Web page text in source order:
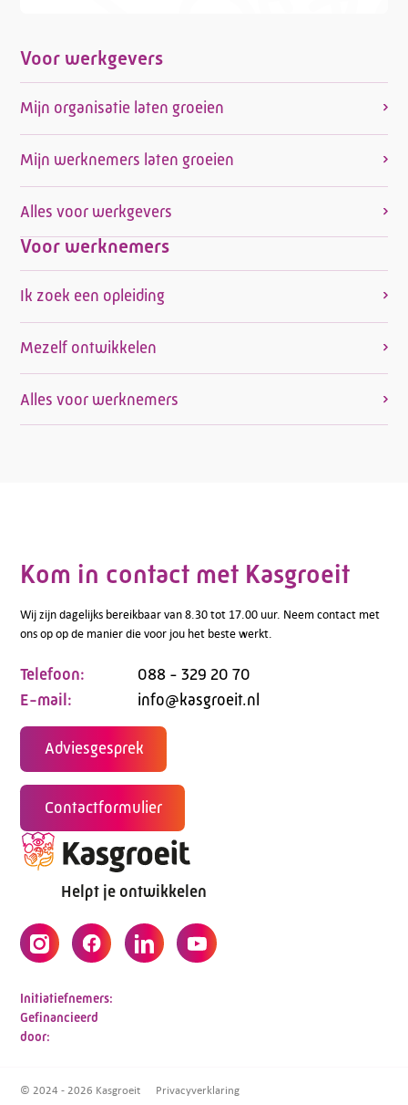
Adviesgesprek
Contactformulier
Voor werkgevers
Mijn organisatie laten groeien
Mijn werknemers laten groeien
Alles voor werkgevers
Voor werknemers
Ik zoek een opleiding
Mezelf ontwikkelen
Alles voor werknemers
Kom in contact met Kasgroeit
Wij zijn dagelijks bereikbaar van 8.30 tot 17.00 uur. Neem contact met
ons op op de manier die voor jou het beste werkt.
Telefoon:
088 - 329 20 70
E-mail:
info@kasgroeit.nl
Adviesgesprek
Contactformulier
Helpt je ontwikkelen
Initiatiefnemers:
Gefinancieerd
door:
© 2024 - 2026 Kasgroeit Privacyverklaring